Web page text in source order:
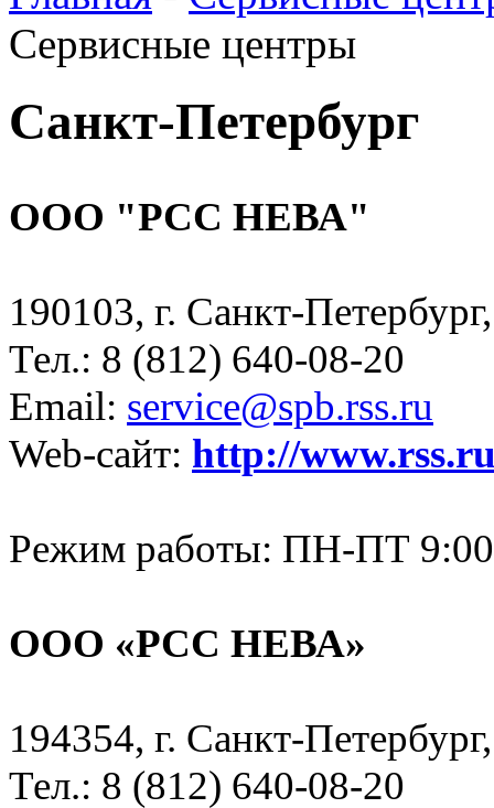
Сервисные центры
Санкт-Петербург
ООО "РСС НЕВА"
190103, г. Санкт-
Тел.: 8 (812) 640-08-20
Email: service@spb.rss.ru
Web-сайт: http://
Режим работы: ПН-ПТ
ООО «РСС НЕВА»
194354, г. Санкт-
Тел.: 8 (812) 640-08-20